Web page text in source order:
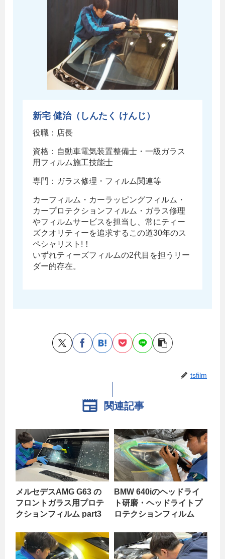
新宅 健治（しんたく けんじ）
役職：店長
資格：自動車電気装置整備士・一級ガラス
用フィルム施工技能士
専門：ガラス修理・フィルム関連等
カーフィルム・カーラッピングフィルム・
カープロテクションフィルム・ガラス修理
やフィルムサービスを担当し、常にティー
ズクオリティーを追求するこの道30年のス
ペシャリスト!！
いずれティーズフィルムの2代目を担うリー
ダー的存在。
tsfilm
関連記事
メルセデスAMG G63 の
フロントガラス用プロテ
クションフィルム part3
BMW 640iのヘッドライ
ト研磨・ヘッドライトプ
ロテクションフィルム